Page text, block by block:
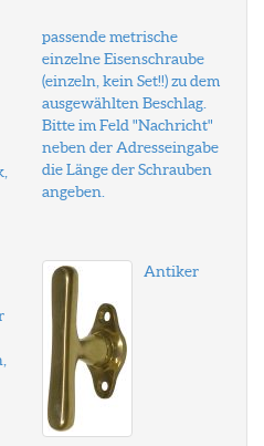
passende metrische
einzelne Eisenschraube
(einzeln, kein Set!!) zu dem
ausgewählten Beschlag.
Bitte im Feld "Nachricht"
neben der Adresseingabe
die Länge der Schrauben
angeben.
Antiker